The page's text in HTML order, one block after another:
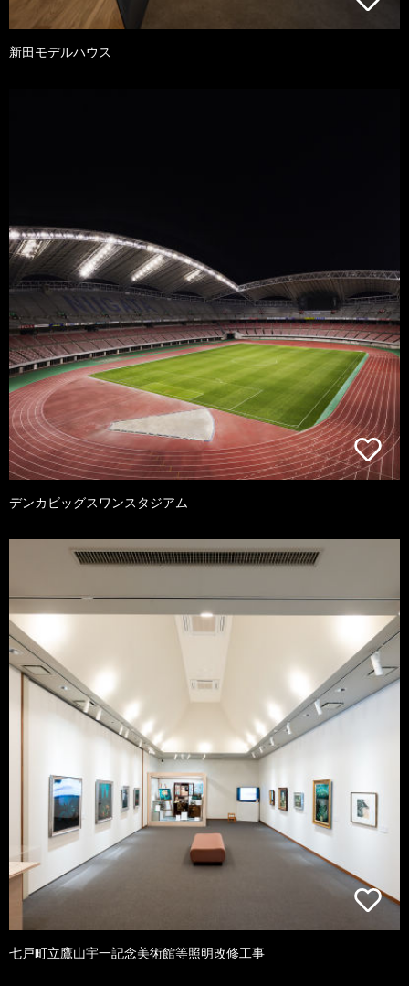
新田モデルハウス
デンカビッグスワンスタジアム
七戸町立鷹山宇一記念美術館等照明改修工事